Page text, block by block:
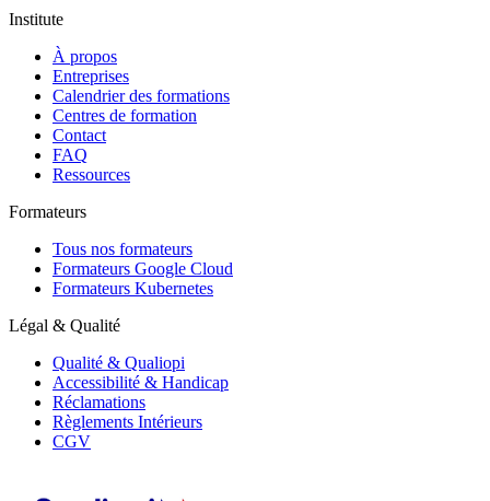
Institute
À propos
Entreprises
Calendrier des formations
Centres de formation
Contact
FAQ
Ressources
Formateurs
Tous nos formateurs
Formateurs Google Cloud
Formateurs Kubernetes
Légal & Qualité
Qualité & Qualiopi
Accessibilité & Handicap
Réclamations
Règlements Intérieurs
CGV